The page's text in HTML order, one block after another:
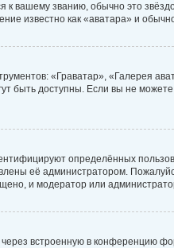
вашему званию, обычно это
известно как «аватара» и
«Граватар», «Галерея
быть доступны. Если вы не
определённых
её администратором.
и модератор или
встроенную в конференцию